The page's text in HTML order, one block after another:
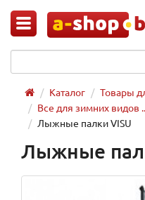
Каталог
Товары
Все для зимних видов
Лыжные палки VISU
Лыжные